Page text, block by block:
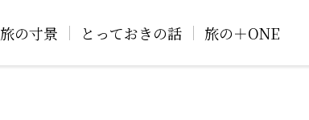
旅の寸景 とっておきの話 旅の＋ONE